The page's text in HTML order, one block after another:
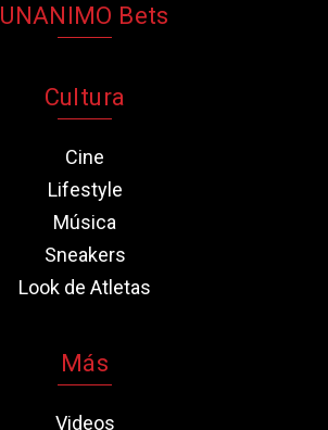
UNANIMO Bets
Cultura
Cine
Lifestyle
Música
Sneakers
Look de Atletas
Más
Videos